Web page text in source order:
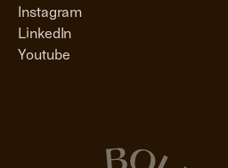
Instagram
LinkedIn
Youtube